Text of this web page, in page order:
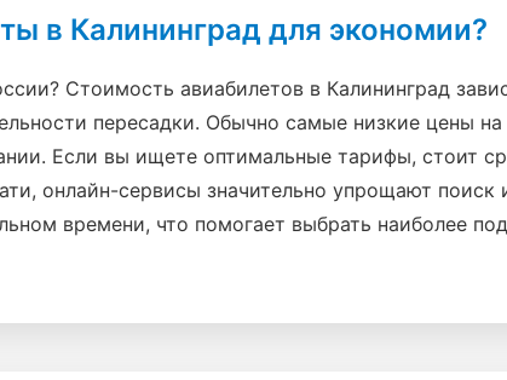
в Калининград для экономии?
Стоимость авиабилетов в Калининград
пересадки. Обычно самые низкие цены
Если вы ищете оптимальные тарифы, стоит
онлайн-сервисы значительно упрощают поиск
времени, что помогает выбрать наиболее